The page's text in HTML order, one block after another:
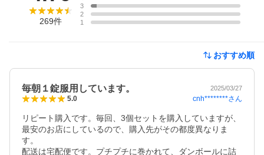
269件
3
2
1
おすすめ順
毎朝１錠服用しています。 2025/03/27
5.0 cnh********さん
リピート購入です。毎回、3個セットを購入していますが、
最安のお店にしているので、購入先がその都度異なりま
す。
配送は宅配便です。プチプチに巻かれて、ダンボールに詰